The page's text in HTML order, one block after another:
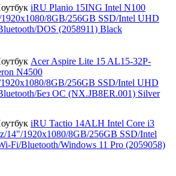
iRU Planio 15ING Intel N100
8GB/256GB SSD/Intel UHD
DOS (2058911) Black
Acer Aspire Lite 15 AL15-32P-
N4500
8GB/256GB SSD/Intel UHD
Без ОС (NX.JB8ER.001) Silver
iRU Tactio 14ALH Intel Core i3
14"/1920x1080/8GB/256GB SSD/Intel
Fi/Bluetooth/Windows 11 Pro (2059058)